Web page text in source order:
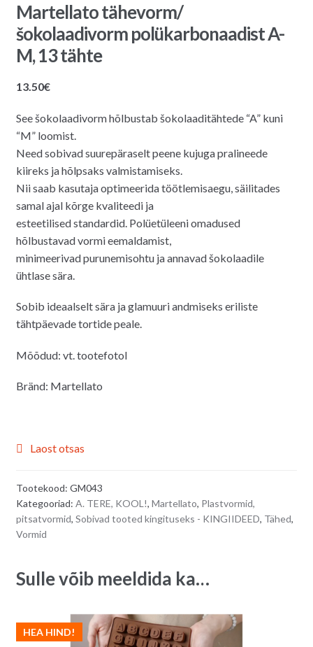
Martellato tähevorm/
šokolaadivorm polükarbonaadist A-
M, 13 tähte
13.50€
See šokolaadivorm hõlbustab šokolaaditähtede “A” kuni
“M” loomist.
Need sobivad suurepäraselt peene kujuga pralineede
kiireks ja hõlpsaks valmistamiseks.
Nii saab kasutaja optimeerida töötlemisaegu, säilitades
samal ajal kõrge kvaliteedi ja
esteetilised standardid. Polüetüleeni omadused
hõlbustavad vormi eemaldamist,
minimeerivad purunemisohtu ja annavad šokolaadile
ühtlase sära.
Sobib ideaalselt sära ja glamuuri andmiseks eriliste
tähtpäevade tortide peale.
Mõõdud: vt. tootefotol
Bränd: Martellato
Laost otsas
Tootekood: GM043
Kategooriad: A. TERE, KOOL!, Martellato, Plastvormid,
pitsatvormid, Sobivad tooted kingituseks - KINGIIDEED, Tähed,
Vormid
Sulle võib meeldida ka…
HEA HIND!